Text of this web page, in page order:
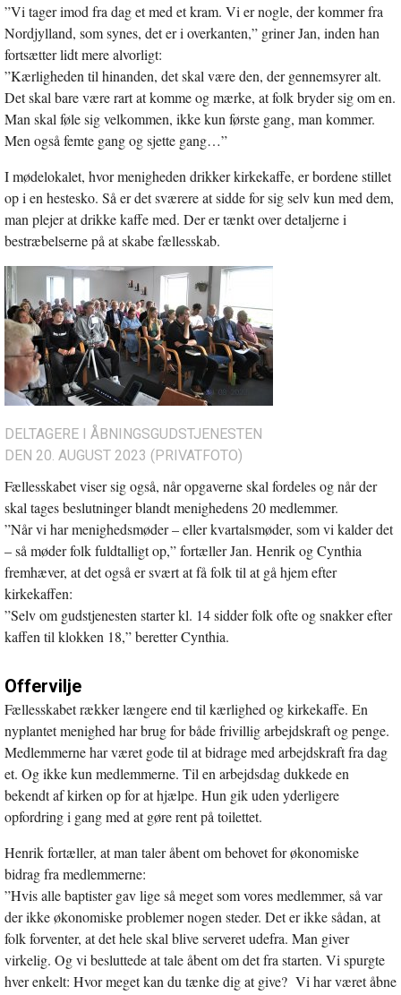
”Vi tager imod fra dag et med et kram. Vi er nogle, der kommer fra
Nordjylland, som synes, det er i overkanten,” griner Jan, inden han
fortsætter lidt mere alvorligt:
”Kærligheden til hinanden, det skal være den, der gennemsyrer alt.
Det skal bare være rart at komme og mærke, at folk bryder sig om en.
Man skal føle sig velkommen, ikke kun første gang, man kommer.
Men også femte gang og sjette gang…”
I mødelokalet, hvor menigheden drikker kirkekaffe, er bordene stillet
op i en hestesko. Så er det sværere at sidde for sig selv kun med dem,
man plejer at drikke kaffe med. Der er tænkt over detaljerne i
bestræbelserne på at skabe fællesskab.
DELTAGERE I ÅBNINGSGUDSTJENESTEN
DEN 20. AUGUST 2023 (PRIVATFOTO)
Fællesskabet viser sig også, når opgaverne skal fordeles og når der
skal tages beslutninger blandt menighedens 20 medlemmer.
”Når vi har menighedsmøder – eller kvartalsmøder, som vi kalder det
– så møder folk fuldtalligt op,” fortæller Jan. Henrik og Cynthia
fremhæver, at det også er svært at få folk til at gå hjem efter
kirkekaffen:
”Selv om gudstjenesten starter kl. 14 sidder folk ofte og snakker efter
kaffen til klokken 18,” beretter Cynthia.
Offervilje
Fællesskabet rækker længere end til kærlighed og kirkekaffe. En
nyplantet menighed har brug for både frivillig arbejdskraft og penge.
Medlemmerne har været gode til at bidrage med arbejdskraft fra dag
et. Og ikke kun medlemmerne. Til en arbejdsdag dukkede en
bekendt af kirken op for at hjælpe. Hun gik uden yderligere
opfordring i gang med at gøre rent på toilettet.
Henrik fortæller, at man taler åbent om behovet for økonomiske
bidrag fra medlemmerne:
”Hvis alle baptister gav lige så meget som vores medlemmer, så var
der ikke økonomiske problemer nogen steder. Det er ikke sådan, at
folk forventer, at det hele skal blive serveret udefra. Man giver
virkelig. Og vi besluttede at tale åbent om det fra starten. Vi spurgte
hver enkelt: Hvor meget kan du tænke dig at give? Vi har været åbne